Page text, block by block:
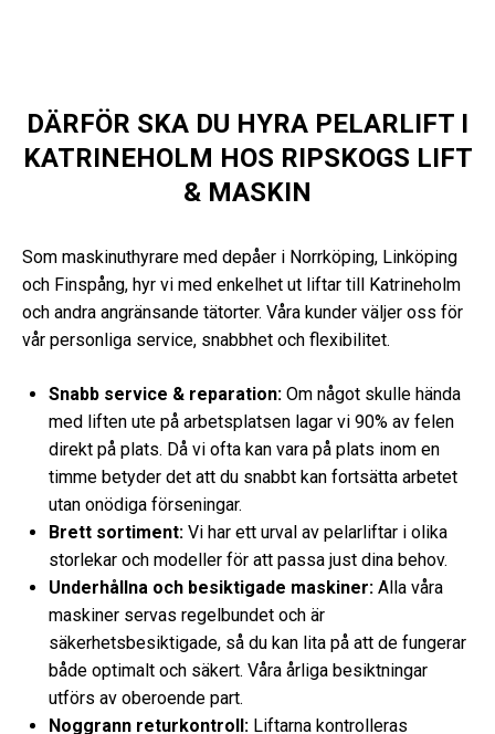
DÄRFÖR SKA DU HYRA PELARLIFT I
KATRINEHOLM HOS RIPSKOGS LIFT
& MASKIN
Som maskinuthyrare med depåer i Norrköping, Linköping
och Finspång, hyr vi med enkelhet ut liftar till Katrineholm
och andra angränsande tätorter. Våra kunder väljer oss för
vår personliga service, snabbhet och flexibilitet.
Snabb service & reparation: Om något skulle hända
med liften ute på arbetsplatsen lagar vi 90% av felen
direkt på plats. Då vi ofta kan vara på plats inom en
timme betyder det att du snabbt kan fortsätta arbetet
utan onödiga förseningar.
Brett sortiment: Vi har ett urval av pelarliftar i olika
storlekar och modeller för att passa just dina behov.
Underhållna och besiktigade maskiner: Alla våra
maskiner servas regelbundet och är
säkerhetsbesiktigade, så du kan lita på att de fungerar
både optimalt och säkert. Våra årliga besiktningar
utförs av oberoende part.
Noggrann returkontroll: Liftarna kontrolleras